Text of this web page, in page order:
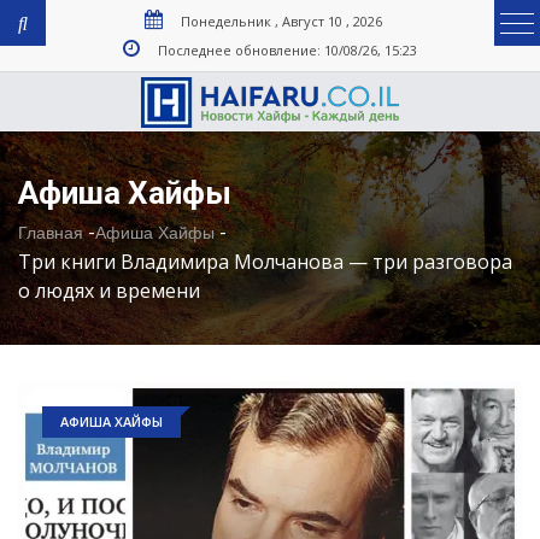
Понедельник , Август 10 , 2026
Последнее обновление: 10/08/26, 15:23
Афиша Хайфы
Главная-Афиша Хайфы-
Три книги Владимира Молчанова — три разговора
о людях и времени
АФИША ХАЙФЫ